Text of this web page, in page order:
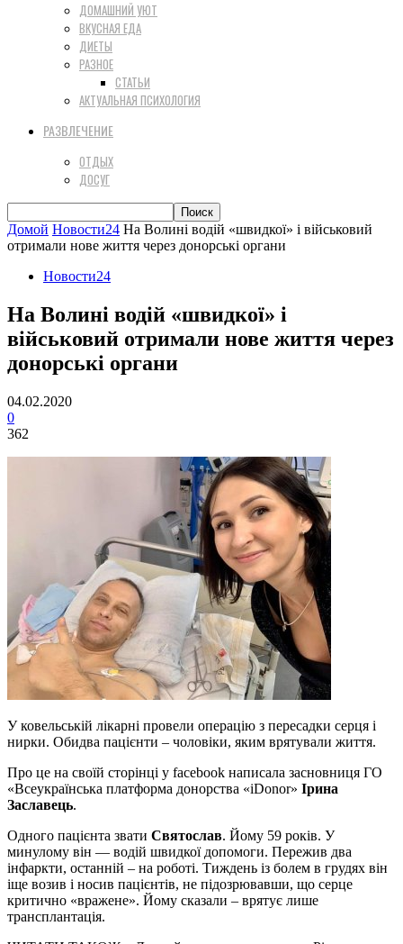
ДОМАШНИЙ УЮТ
ВКУСНАЯ ЕДА
ДИЕТЫ
РАЗНОЕ
СТАТЬИ
АКТУАЛЬНАЯ ПСИХОЛОГИЯ
РАЗВЛЕЧЕНИЕ
ОТДЫХ
ДОСУГ
Домой Новости24 На Волині водій «швидкої» і військовий
отримали нове життя через донорські органи
Новости24
На Волині водій «швидкої» і
військовий отримали нове життя через
донорські органи
04.02.2020
0
362
У ковельській лікарні провели операцію з пересадки серця і
нирки. Обидва пацієнти – чоловіки, яким врятували життя.
Про це на своїй сторінці у facebook написала засновниця ГО
«Всеукраїнська платформа донорства «iDonor» Ірина
Заславець.
Одного пацієнта звати Святослав. Йому 59 років. У
минулому він — водій швидкої допомоги. Пережив два
інфаркти, останній – на роботі. Тиждень із болем в грудях він
іще возив і носив пацієнтів, не підозрювавши, що серце
критично «вражене». Йому сказали – врятує лише
трансплантація.